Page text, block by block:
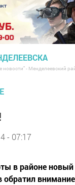
новости" - Менделеевский
- 07:17
в районе новый